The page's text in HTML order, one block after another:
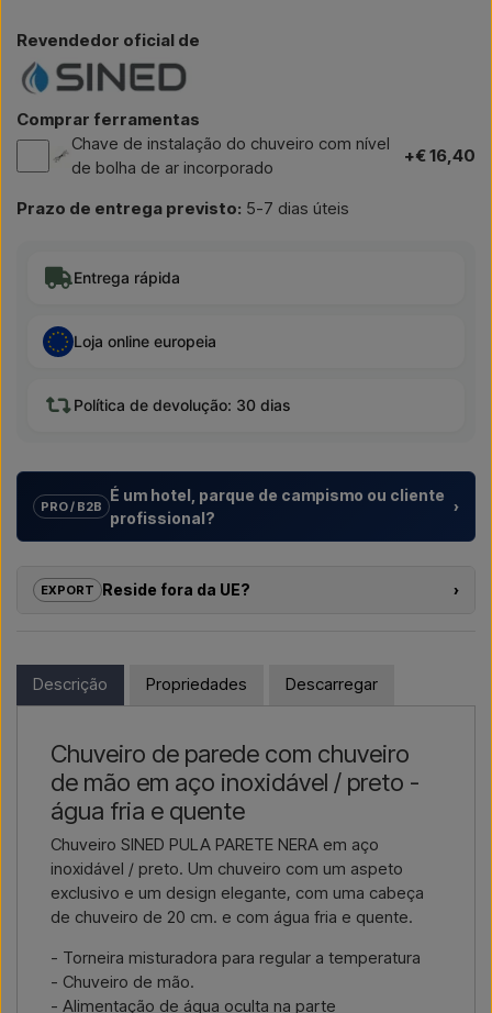
Revendedor oficial de
Comprar ferramentas
Chave de instalação do chuveiro com nível
de bolha de ar incorporado
+€ 16,40
Prazo de entrega previsto: 5-7 dias úteis
Entrega rápida
Loja online europeia
Política de devolução: 30 dias
PRO / B2B
É um hotel, parque de campismo ou cliente
profissional?
›
turísticos e promotores imobiliários com
individuaispara duches exteriores – desde a escolha do
Se pretende um
entrega de maior dimensão
, contacte-nos – respondemos
rapidamente.
Contactar por e-mail → Ligar-nos →
EXPORT Reside fora da UE?
›
webshop. Em vez disso, pode contactar-nos e receber um
preço com entrega e, se aplicável, documentos aduaneiros.
ou link para o artigo) e onde deve ser faturado e entregue, e
receberá uma oferta.
Contactar por email →
Descrição Propriedades Descarregar
Chuveiro de parede com chuveiro
de mão em aço inoxidável / preto -
água fria e quente
Chuveiro SINED PULA PARETE NERA em aço
inoxidável / preto. Um chuveiro com um aspeto
exclusivo e um design elegante, com uma cabeça
de chuveiro de 20 cm. e com água fria e quente.
- Torneira misturadora para regular a temperatura
- Chuveiro de mão.
- Alimentação de água oculta na parte